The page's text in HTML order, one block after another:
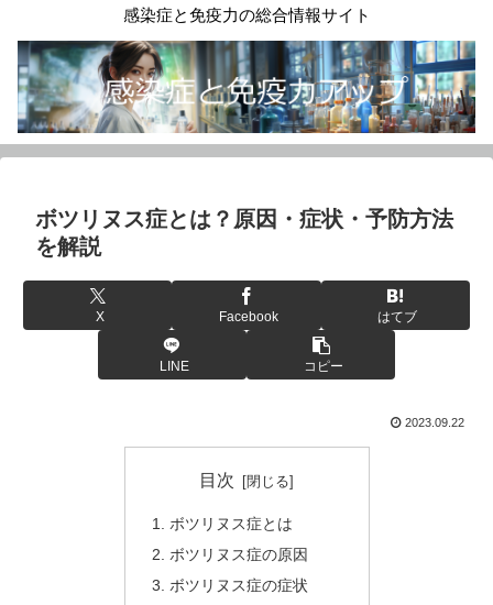
感染症と免疫力の総合情報サイト
ボツリヌス症とは？原因・症状・予防方法
を解説
X Facebook はてブ
LINE コピー
2023.09.22
目次
ボツリヌス症とは
ボツリヌス症の原因
ボツリヌス症の症状